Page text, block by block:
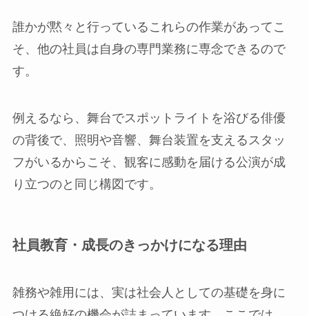
誰かが黙々と行っているこれらの作業があってこ
そ、他の社員は自身の専門業務に専念できるので
す。
例えるなら、舞台でスポットライトを浴びる俳優
の背後で、照明や音響、舞台装置を支えるスタッ
フがいるからこそ、観客に感動を届ける公演が成
り立つのと同じ構図です。
社員教育・成長のきっかけになる理由
雑務や雑用には、実は社会人としての基礎を身に